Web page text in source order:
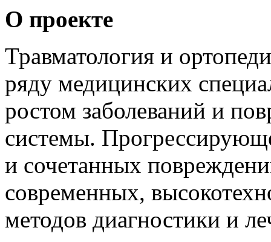
О проекте
Травматология и
ряду медицинских
ростом заболеваний и
системы.
и сочетанных
современных,
методов диагностики и